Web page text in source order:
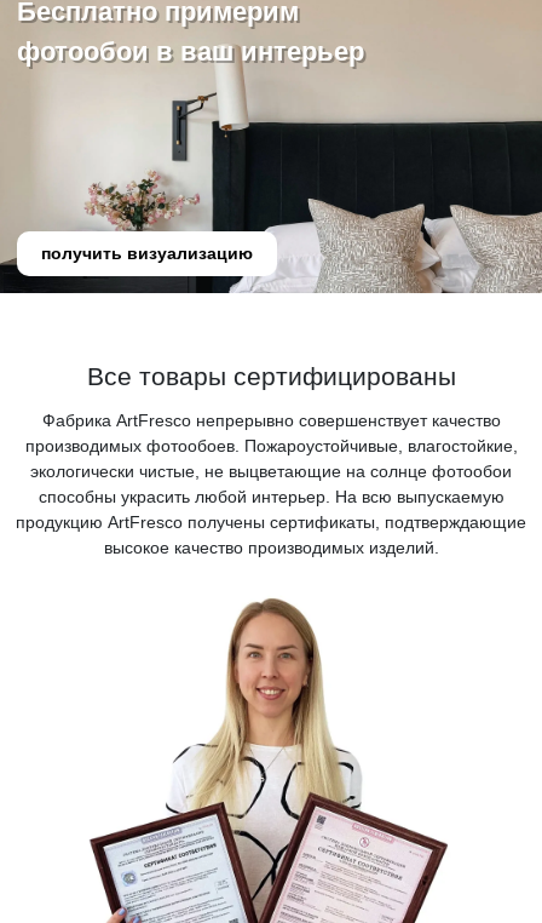
Бесплатно примерим
фотообои в ваш интерьер
получить визуализацию
Все товары сертифицированы
Фабрика ArtFresco непрерывно совершенствует качество
производимых фотообоев. Пожароустойчивые, влагостойкие,
экологически чистые, не выцветающие на солнце фотообои
способны украсить любой интерьер. На всю выпускаемую
продукцию ArtFresco получены сертификаты, подтверждающие
высокое качество производимых изделий.